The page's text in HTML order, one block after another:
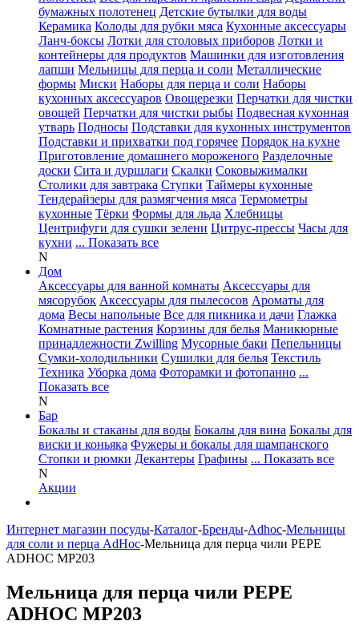
бумажных полотенец Детские бутылки для воды
Керамика Колоды для рубки мяса Кухонные аксессуары
Ланч-боксы Лотки для столовых приборов Лотки и
контейнеры для продуктов Машинки для изготовления
лапши Мельницы для перца и соли Металлические
формы Миски Наборы для перца и соли Наборы
кухонных аксессуаров Овощерезки Перчатки для чистки
овощей Перчатки для чистки рыбы Подвесная кухонная
утварь Подносы Подставки для кухонных инструментов
Подставки и прихватки под горячее Порядок на кухне
Приготовление домашнего мороженого Разделочные
доски Сита и дуршлаги Скалки Соковыжималки
Столики для завтрака Ступки Таймеры кухонные
Тендерайзеры для размягчения мяса Термометры
кухонные Тёрки Формы для льда Хлебницы
Центрифуги для сушки зелени Цитрус-прессы Часы для
кухни ... Показать все
N
Дом
Аксессуары для ванной комнаты Аксессуары для
мясорубок Аксессуары для пылесосов Ароматы для
дома Весы напольные Все для пикника и дачи Глажка
Комнатные растения Корзины для белья Маникюрные
принадлежности Zwilling Мусорные баки Пепельницы
Сумки-холодильники Сушилки для белья Текстиль
Техника Уборка дома Фоторамки и фотопанно ...
Показать все
N
Бар
Бокалы и стаканы для воды Бокалы для вина Бокалы для
виски и коньяка Фужеры и бокалы для шампанского
Стопки и рюмки Декантеры Графины ... Показать все
N
Акции
Интернет магазин посуды-Каталог-Бренды-Adhoc-Мельницы
для соли и перца AdHoc-Мельница для перца чили PEPE
ADHOC MP203
Мельница для перца чили PEPE
ADHOC MP203